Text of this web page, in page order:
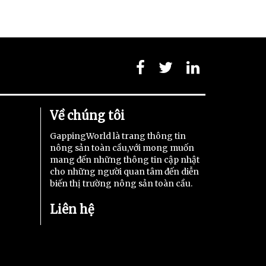
Về chúng tôi
GappingWorld là trang thông tin
nông sản toàn cầu,với mong muốn
mang đến những thông tin cập nhật
cho những người quan tâm đến diễn
biến thị trường nông sản toàn cầu.
Liên hệ